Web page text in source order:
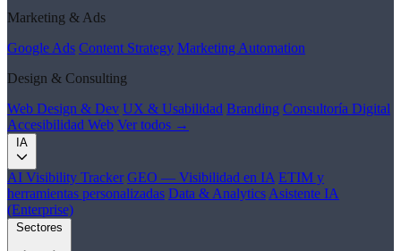
Marketing & Ads
Google Ads Content Strategy Marketing Automation
Design & Consulting
Web Design & Dev UX & Usabilidad Branding Consultoría Digital
Accesibilidad Web Ver todos →
IA
AI Visibility Tracker GEO — Visibilidad en IA ETIM y
herramientas personalizadas Data & Analytics Asistente IA
(Enterprise)
Sectores